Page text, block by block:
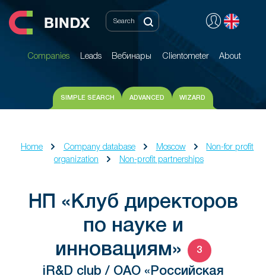
Companies Leads Вебинары Clientometer About
Companies Leads Вебинары Clientometer About
SIMPLE SEARCH ADVANCED WIZARD
Home Company database Moscow
Non-for profit
organization
Non-profit partnerships
НП «Клуб директоров
по науке и
инновациям»
3
iR&D club / ОАО «Российская